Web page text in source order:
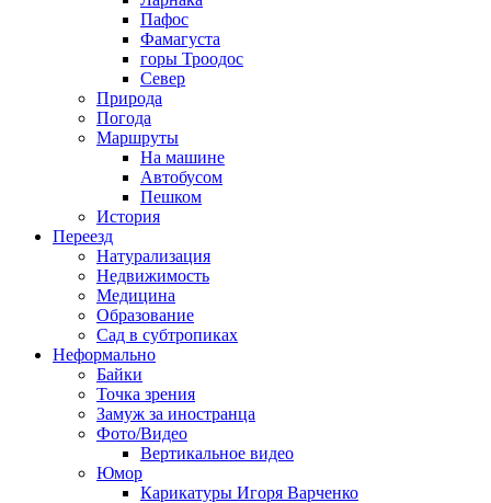
Пафос
Фамагуста
горы Троодос
Север
Природа
Погода
Маршруты
На машине
Автобусом
Пешком
История
Переезд
Натурализация
Недвижимость
Медицина
Образование
Сад в субтропиках
Неформально
Байки
Точка зрения
Замуж за иностранца
Фото/Видео
Вертикальное видео
Юмор
Карикатуры Игоря Варченко